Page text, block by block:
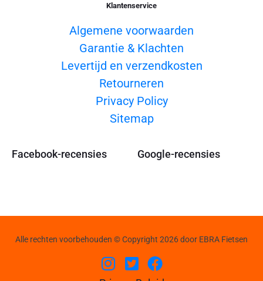
Klantenservice
Algemene voorwaarden
Garantie & Klachten
Levertijd en verzendkosten
Retourneren
Privacy Policy
Sitemap
Facebook-recensies Google-recensies
Alle rechten voorbehouden © Copyright 2026 door EBRA Fietsen